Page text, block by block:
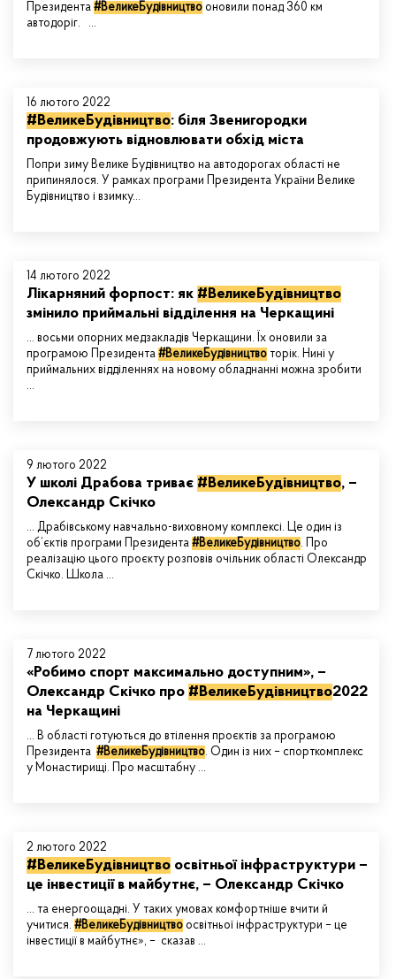
Президента #ВеликеБудівництво оновили понад 360 км
автодоріг. ...
#ВеликеБудівництво: біля Звенигородки
продовжують відновлювати обхід міста
Попри зиму Велике Будівництво на автодорогах області не
припинялося. У рамках програми Президента України Велике
Будівництво і взимку…
16 лютого 2022
Лікарняний форпост: як #ВеликеБудівництво
змінило приймальні відділення на Черкащині
... восьми опорних медзакладів Черкащини. Їх оновили за
програмою Президента #ВеликеБудівництво торік. Нині у
приймальних відділеннях на новому обладнанні можна зробити
...
14 лютого 2022
У школі Драбова триває #ВеликеБудівництво, –
Олександр Скічко
... Драбівському навчально-виховному комплексі. Це один із
об’єктів програми Президента #ВеликеБудівництво. Про
реалізацію цього проєкту розповів очільник області Олександр
Скічко. Школа ...
9 лютого 2022
«Робимо спорт максимально доступним», –
Олександр Скічко про #ВеликеБудівництво2022
на Черкащині
... В області готуються до втілення проєктів за програмою
Президента #ВеликеБудівництво. Один із них – спорткомплекс
у Монастирищі. Про масштабну ...
7 лютого 2022
#ВеликеБудівництво освітньої інфраструктури –
це інвестиції в майбутнє, – Олександр Скічко
... та енергоощадні. У таких умовах комфортніше вчити й
учитися. #ВеликеБудівництво освітньої інфраструктури – це
інвестиції в майбутнє», – сказав ...
2 лютого 2022